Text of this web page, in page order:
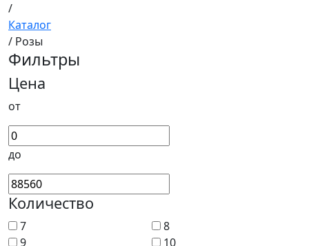
/
Каталог
/ Розы
Фильтры
Цена
от
до
Количество
7
8
9
10